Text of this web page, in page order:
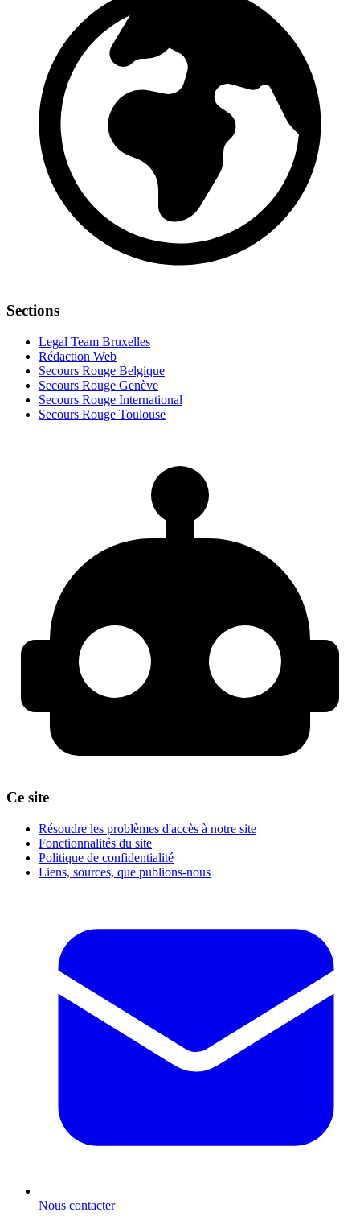
Sections
Legal Team Bruxelles
Rédaction Web
Secours Rouge Belgique
Secours Rouge Genève
Secours Rouge International
Secours Rouge Toulouse
Ce site
Résoudre les problèmes d'accès à notre site
Fonctionnalités du site
Politique de confidentialité
Liens, sources, que publions-nous
Nous contacter